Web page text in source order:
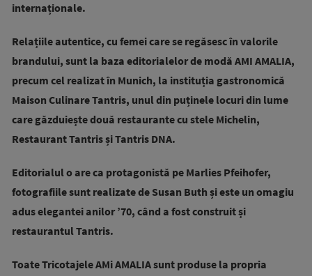
internaționale.
Relațiile autentice, cu femei care se regăsesc în valorile
brandului, sunt la baza editorialelor de modă AMI AMALIA,
precum cel realizat în Munich, la instituția gastronomică
Maison Culinare Tantris, unul din puținele locuri din lume
care găzduiește două restaurante cu stele Michelin,
Restaurant Tantris și Tantris DNA.
Editorialul o are ca protagonistă pe Marlies Pfeihofer,
fotografiile sunt realizate de Susan Buth și este un omagiu
adus elegantei anilor ’70, când a fost construit și
restaurantul Tantris.
Toate Tricotajele AMi AMALIA sunt produse la propria